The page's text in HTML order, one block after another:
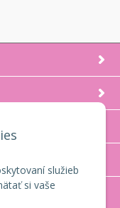
služieb
si vaše